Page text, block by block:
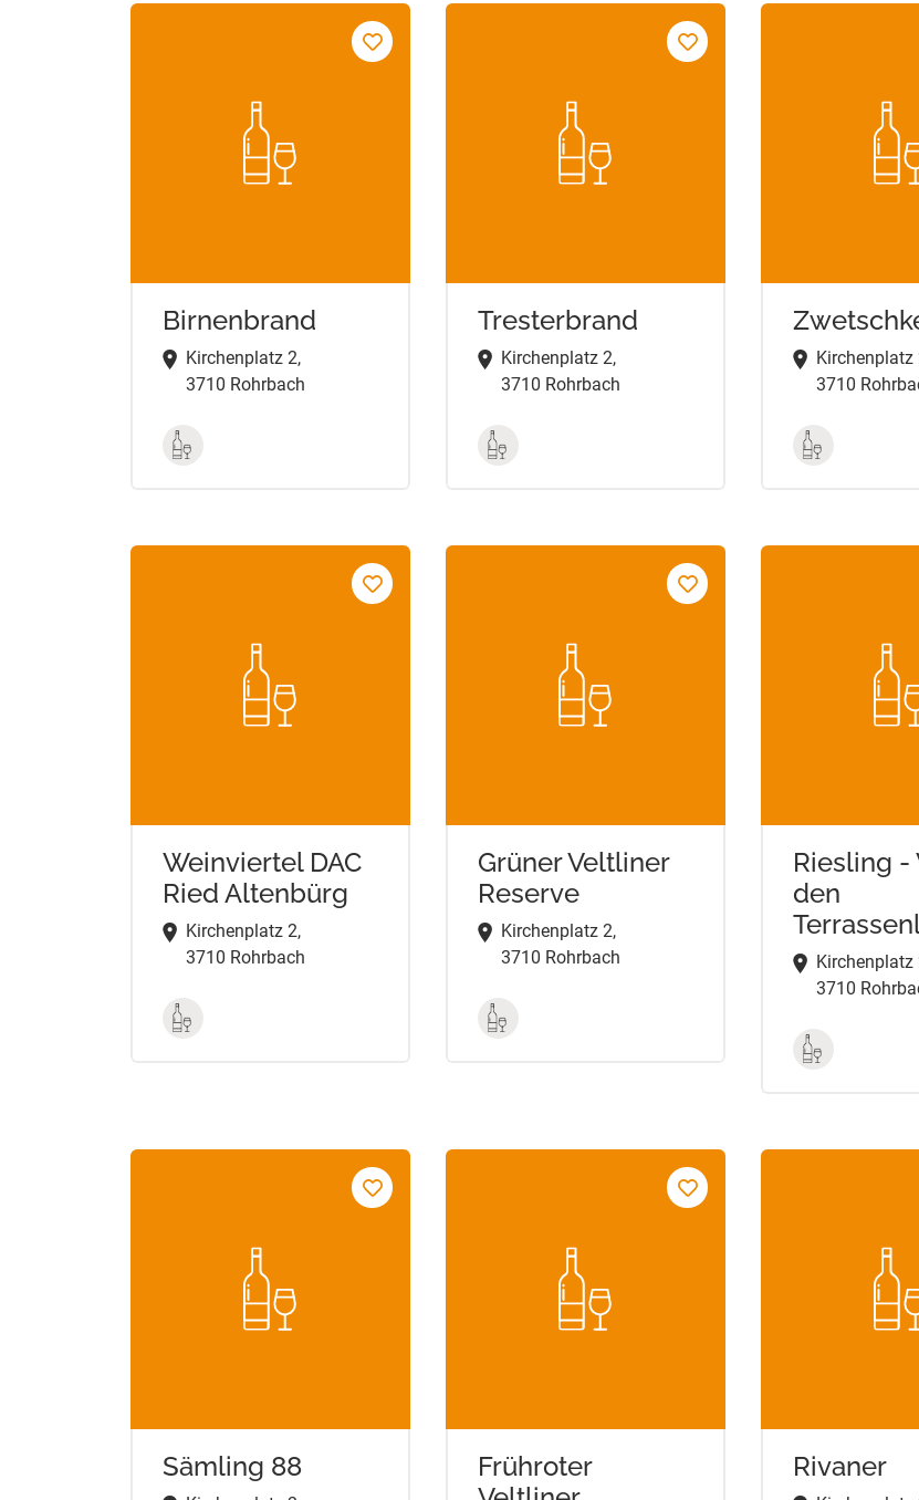
Birnenbrand
Kirchenplatz 2,
3710 Rohrbach
Tresterbrand
Kirchenplatz 2,
3710 Rohrbach
Kirchenplatz
3710
Weinviertel DAC
Ried Altenbürg
Kirchenplatz 2,
3710 Rohrbach
Grüner Veltliner
Reserve
Kirchenplatz 2,
3710 Rohrbach
Riesling -
den
Kirchenplatz
3710
Sämling 88
Frühroter
Rivaner